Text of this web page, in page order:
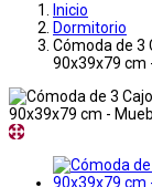
Inicio
Dormitorio
Cómoda de 3
90x39x79 cm